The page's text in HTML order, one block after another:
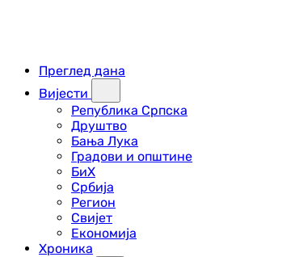
Преглед дана
Вијести
Република Српска
Друштво
Бања Лука
Градови и општине
БиХ
Србија
Регион
Свијет
Економија
Хроника